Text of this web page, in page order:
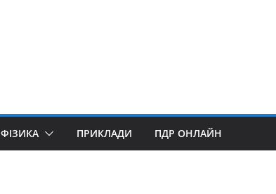
ФІЗИКА ПРИКЛАДИ ПДР ОНЛАЙН